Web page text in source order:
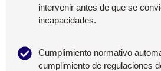
intervenir antes de que se
incapacidades.
Cumplimiento normativo
cumplimiento de regulaciones